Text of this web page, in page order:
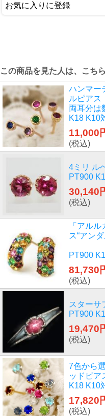
お気に入りに登録
この商品を見た人は、こち
ハンマー
ルピアス
両耳分は
K18 K10
11,000
(税込)
4ミリ ル
PT900
30,140
(税込)
「アル
ス“アン
PT900
81,730
(税込)
スターサ
PT900
19,470
(税込)
7色から
ッドピア
K18 K10
17,820
(税込)